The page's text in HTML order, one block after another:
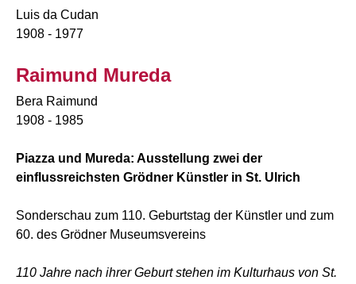
Luis da Cudan
1908 - 1977
Raimund Mureda
Bera Raimund
1908 - 1985
Piazza und Mureda: Ausstellung zwei der
einflussreichsten Grödner Künstler in St. Ulrich
Sonderschau zum 110. Geburtstag der Künstler und zum
60. des Grödner Museumsvereins
110 Jahre nach ihrer Geburt stehen im Kulturhaus von St.